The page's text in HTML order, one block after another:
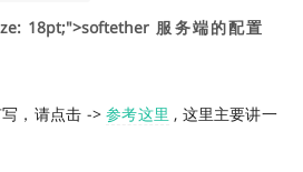
18pt;">softether 服务端的配置
写，请点击 ->参考这里 , 这里主要讲一